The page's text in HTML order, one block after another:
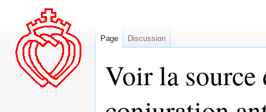
Voir la source
Page Discussion